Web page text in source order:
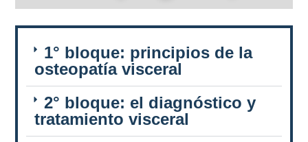
1° bloque: principios de la
osteopatía visceral
2° bloque: el diagnóstico y
tratamiento visceral